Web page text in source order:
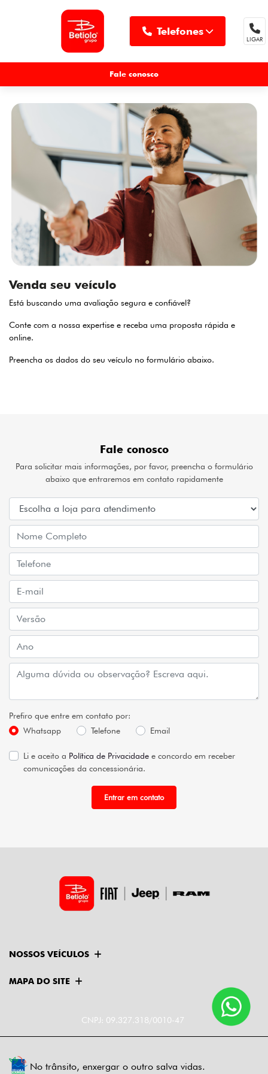
Telefones
LIGAR
Fale conosco
Venda seu veículo
Está buscando uma avaliação segura e confiável?
Conte com a nossa expertise e receba uma proposta rápida e
online.
Preencha os dados do seu veículo no formulário abaixo.
Fale conosco
Para solicitar mais informações, por favor, preencha o formulário
abaixo que entraremos em contato rapidamente
Prefiro que entre em contato por:
Whatsapp
Telefone Email
Li e aceito a Política de Privacidade e concordo em receber
comunicações da concessionária.
Entrar em contato
NOSSOS VEÍCULOS
MAPA DO SITE
CNPJ: 09.327.318/0010-47
No trânsito, enxergar o outro salva vidas.